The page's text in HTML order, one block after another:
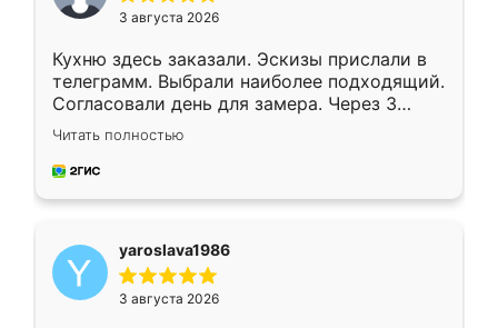
3 августа 2026
Кухню здесь заказали. Эскизы прислали в
телеграмм. Выбрали наиболее подходящий.
Согласовали день для замера. Через 3
недели кухня была уже готова. Остались
довольны работой. Спасибо Ренессанс
мебель за качественную работу!
Читать полностью
yaroslava1986
3 августа 2026